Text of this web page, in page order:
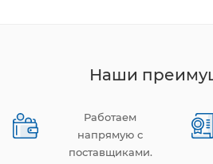
Наши
Работаем
напрямую с
поставщиками.